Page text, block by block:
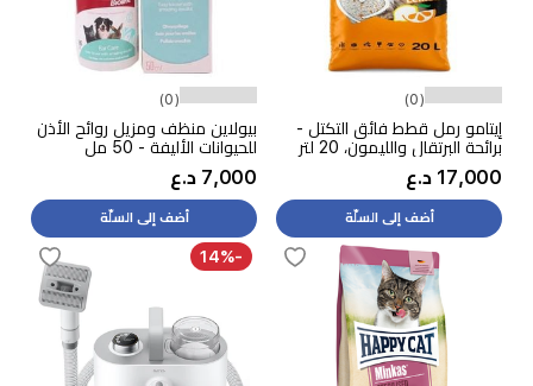
(0)
إيتامو رمل قطط فائق التكتل -
برائحة البرتقال والليمون، 20 لتر
17,000 د.ع
أضف إلى السلّة
(0)
بيولاين منظف ومزيل روائح الأذن
للحيوانات الأليفة - 50 مل
7,000 د.ع
أضف إلى السلّة
-14%